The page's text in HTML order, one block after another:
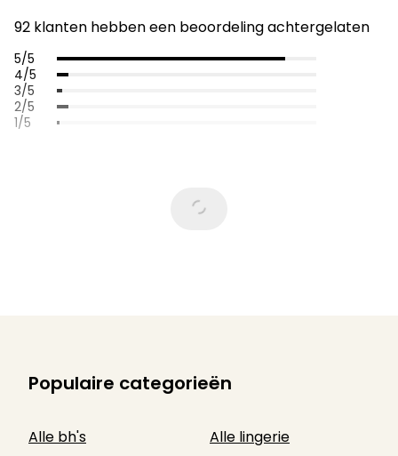
92 klanten hebben een beoordeling achtergelaten
5/5
4/5
3/5
2/5
1/5
Populaire categorieën
Alle bh's
Alle lingerie